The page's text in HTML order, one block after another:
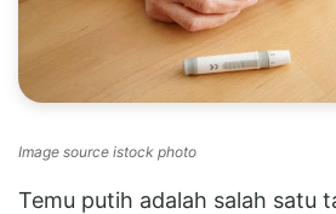
Image source istock photo
Temu putih adalah salah satu